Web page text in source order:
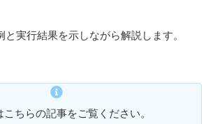
実行結果を示しながら解説します。
ちらの記事をご覧ください。